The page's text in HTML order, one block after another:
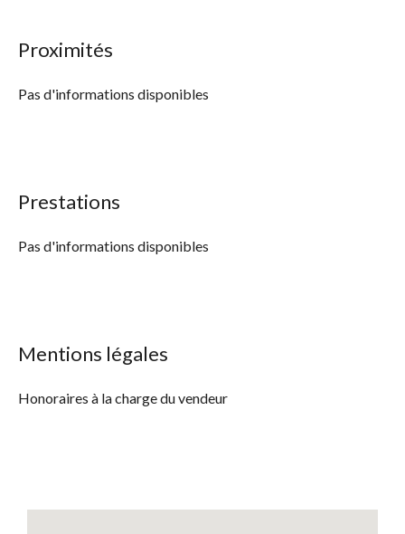
Proximités
Pas d'informations disponibles
Prestations
Pas d'informations disponibles
Mentions légales
Honoraires à la charge du vendeur